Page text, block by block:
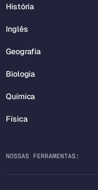
História
Inglês
Geografia
Biologia
Química
Física
NOSSAS FERRAMENTAS: